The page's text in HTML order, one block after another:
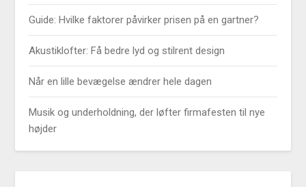
Guide: Hvilke faktorer påvirker prisen på en gartner?
Akustiklofter: Få bedre lyd og stilrent design
Når en lille bevægelse ændrer hele dagen
Musik og underholdning, der løfter firmafesten til nye
højder